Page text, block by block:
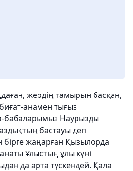
жердің тамырын басқан,
анамен тығыз
бабаларымыз Наурызды
бастауы деп
бірге жаңарған Қызылорда
Ұлыстың ұлы күні
да арта түскендей. Қала